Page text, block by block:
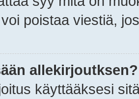
poistaa viestiä,
allekirjoutksen?
käyttääksesi